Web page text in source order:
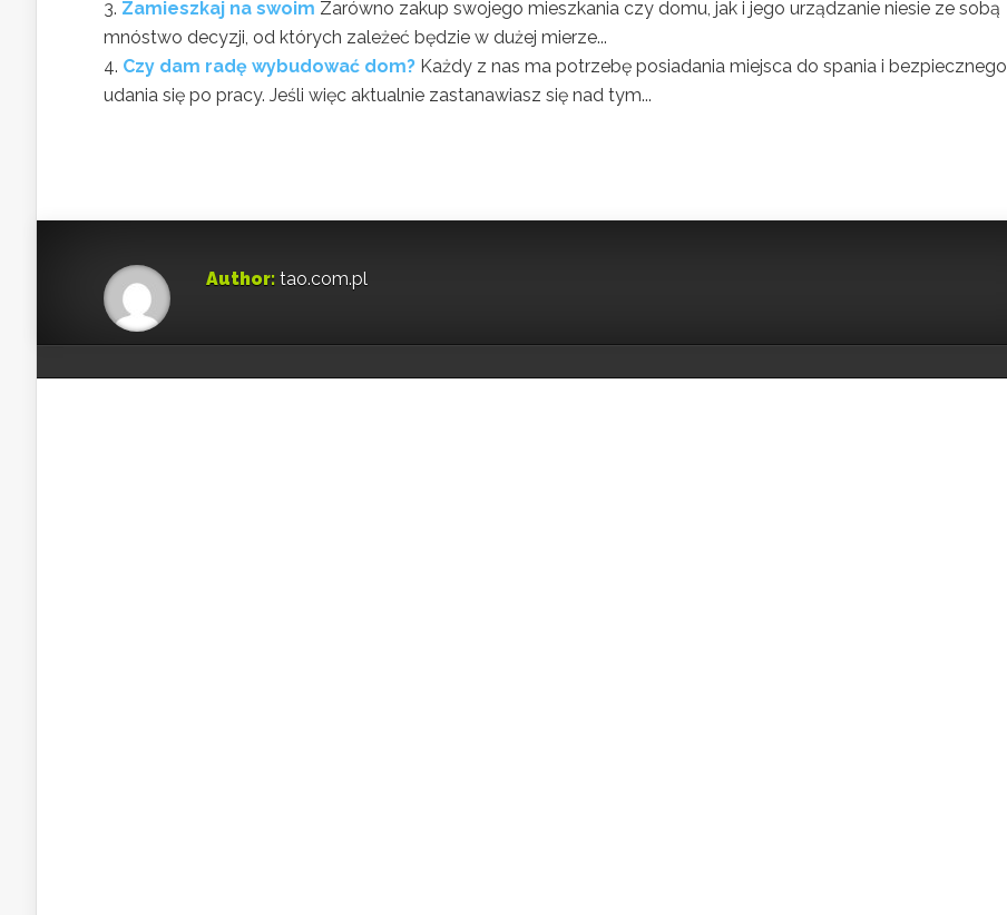
Zamieszkaj na swoim Zarówno zakup swojego mieszkania czy domu, jak i jego urządzanie niesie ze sobą
mnóstwo decyzji, od których zależeć będzie w dużej mierze...
Czy dam radę wybudować dom? Każdy z nas ma potrzebę posiadania miejsca do spania i bezpiecznego
udania się po pracy. Jeśli więc aktualnie zastanawiasz się nad tym...
Author: tao.com.pl